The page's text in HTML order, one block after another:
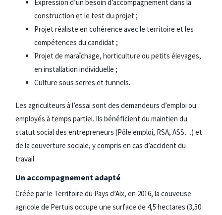
Expression d’un besoin d’accompagnement dans la
construction et le test du projet ;
Projet réaliste en cohérence avec le territoire et les
compétences du candidat ;
Projet de maraîchage, horticulture ou petits élevages,
en installation individuelle ;
Culture sous serres et tunnels.
Les agriculteurs à l’essai sont des demandeurs d’emploi ou
employés à temps partiel. Ils bénéficient du maintien du
statut social des entrepreneurs (Pôle emploi, RSA, ASS…) et
de la couverture sociale, y compris en cas d’accident du
travail.
Un accompagnement adapté
Créée par le Territoire du Pays d’Aix, en 2016, la couveuse
agricole de Pertuis occupe une surface de 4,5 hectares (3,50